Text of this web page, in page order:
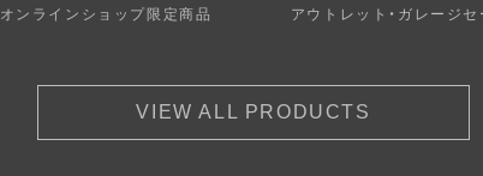
オンラインショップ限定商品 アウトレット・ガレージセ
VIEW ALL PRODUCTS